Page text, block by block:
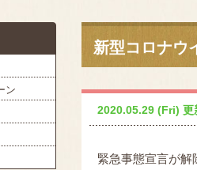
新型コロナウ
2020.05.29 (Fri) 更
緊急事態宣言が
ン